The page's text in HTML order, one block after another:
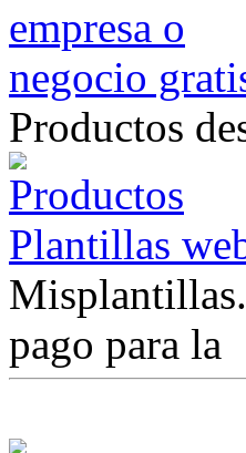
Productos
Plantillas
pago para la